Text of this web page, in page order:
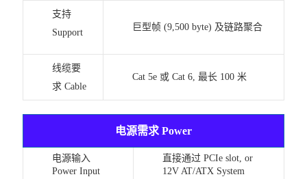
支持
Support
巨型帧 (9,500 byte) 及链路聚合
线缆要
求 Cable
Cat 5e 或 Cat 6, 最长 100 米
电源需求 Power
电源输入
Power Input
直接通过 PCIe slot, or
12V AT/ATX System